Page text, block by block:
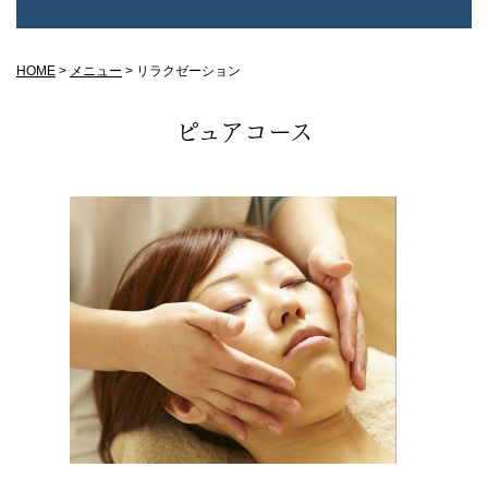
HOME > メニュー > リラクゼーション
ピュアコース